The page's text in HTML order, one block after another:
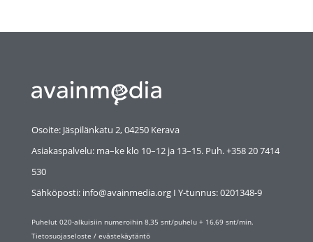
Osoite: Jäspilänkatu 2, 04250 Kerava
Asiakaspalvelu: ma–ke klo 10–12 ja 13–15. Puh. +358 20 7414
530
Sähköposti: info@avainmedia.org I Y-tunnus:0201348-9
Puhelut 020-alkuisiin numeroihin 8,35 snt/puhelu + 16,69 snt/min.
Tietosuojaseloste / evästekäytäntö